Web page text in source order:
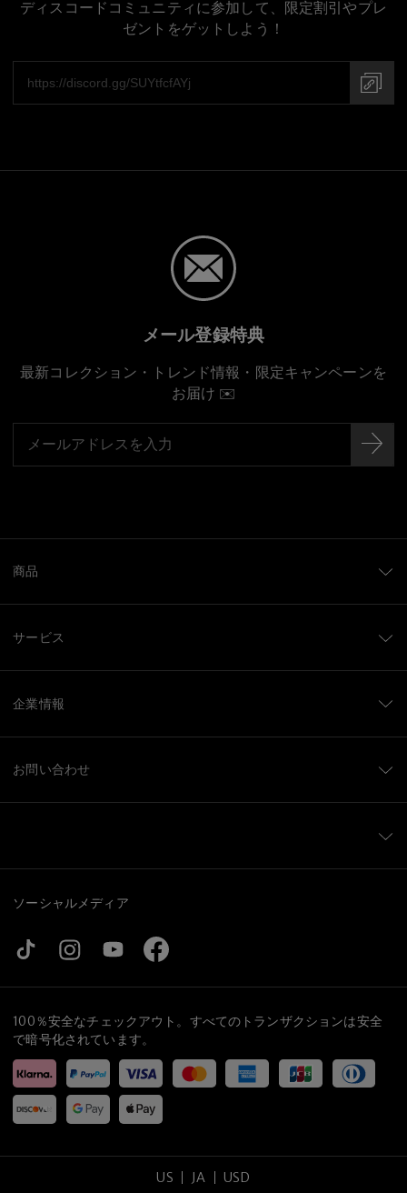
ディスコードコミュニティに参加して、限定割引やプレ
ゼントをゲットしよう！
メール登録特典
最新コレクション・トレンド情報・限定キャンペーンを
お届け ✉️
商品
サービス
企業情報
お問い合わせ
ソーシャルメディア
100％安全なチェックアウト。すべてのトランザクションは安全
で暗号化されています。
US JA USD